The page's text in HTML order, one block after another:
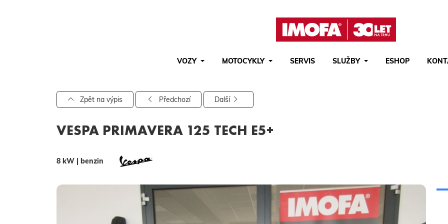
VOZY MOTOCYKLY SERVIS SLUŽBY ESHOP
Pro vyhledávání zadejte alespoň 3 znaky.
Zpět na výpis Předchozí Další
VESPA PRIMAVERA 125 TECH E5+
8 kW | benzin